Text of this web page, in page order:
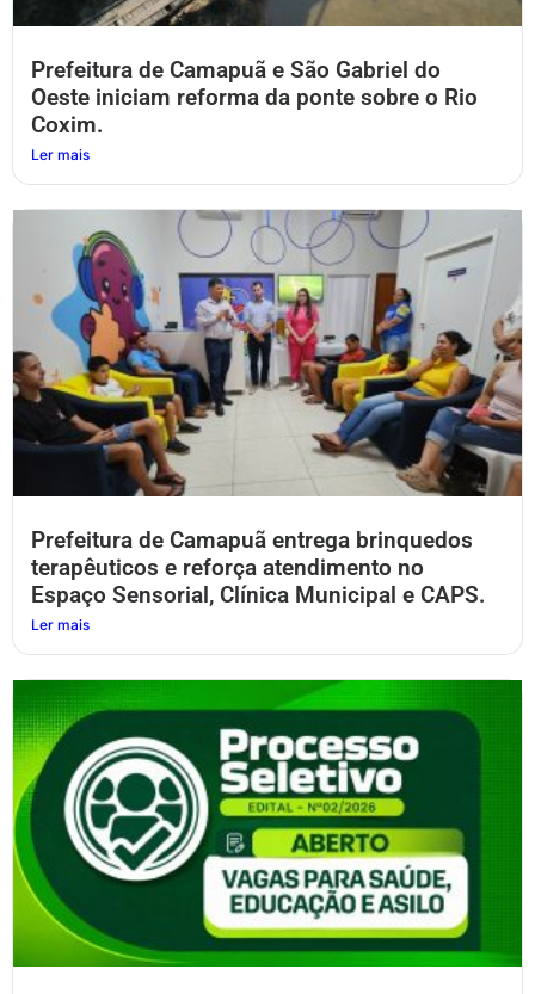
Prefeitura de Camapuã e São Gabriel do
Oeste iniciam reforma da ponte sobre o Rio
Coxim.
Ler mais
Prefeitura de Camapuã entrega brinquedos
terapêuticos e reforça atendimento no
Espaço Sensorial, Clínica Municipal e CAPS.
Ler mais